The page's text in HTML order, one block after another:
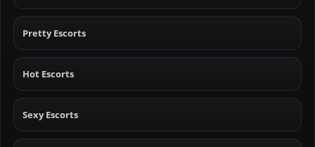
Pretty Escorts
Hot Escorts
Sexy Escorts